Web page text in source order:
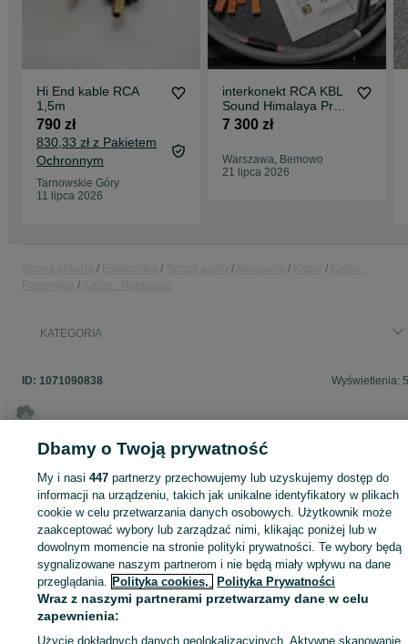
Hi End kable RCA
1,5m
790 zł
830,33 zł z Pakietem
Ochronnym
Tarnowskie Góry
11 lipca 2026
interkonekt RCA KBL
Sound Himalaya Pro
Ag 1,5m
7 300 zł
Warszawa, Bemowo
21 lipca 2026
KATEGORIA
ID: 1071090838 Wyświetlenia:
sprzedającym
Zaloguj się / Załóż konto
Zadzwoń / SMS Wyślij wiadomość
Dbamy o Twoją prywatność
My i nasi447 partnerzy przechowujemy lub uzyskujemy dostęp do
informacji na urządzeniu, takich jak unikalne identyfikatory w plikach
cookie w celu przetwarzania danych osobowych. Użytkownik może
zaakceptować wybory lub zarządzać nimi, klikając poniżej lub w
dowolnym momencie na stronie polityki prywatności. Te wybory będą
sygnalizowane naszym partnerom i nie będą miały wpływu na dane
przeglądania. Polityka cookies, Polityka Prywatności
Wraz z naszymi partnerami przetwarzamy dane w celu
zapewnienia:
Użycie dokładnych danych geolokalizacyjnych. Aktywne skanowanie